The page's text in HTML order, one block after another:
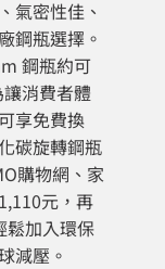
氣密性佳、
鋼瓶選擇。
鋼瓶約可
消費者體
享免費換
碳旋轉鋼瓶
購物網、家
元，再
鬆加入環保
減壓。